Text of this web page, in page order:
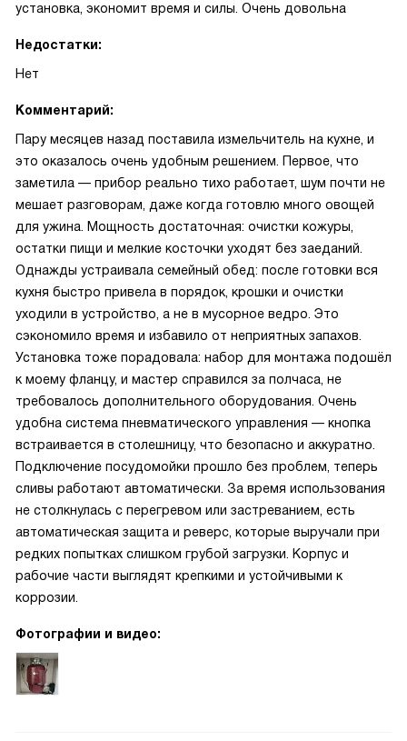
установка, экономит время и силы. Очень довольна
Недостатки:
Нет
Комментарий:
Пару месяцев назад поставила измельчитель на кухне, и
это оказалось очень удобным решением. Первое, что
заметила — прибор реально тихо работает, шум почти не
мешает разговорам, даже когда готовлю много овощей
для ужина. Мощность достаточная: очистки кожуры,
остатки пищи и мелкие косточки уходят без заеданий.
Однажды устраивала семейный обед: после готовки вся
кухня быстро привела в порядок, крошки и очистки
уходили в устройство, а не в мусорное ведро. Это
сэкономило время и избавило от неприятных запахов.
Установка тоже порадовала: набор для монтажа подошёл
к моему фланцу, и мастер справился за полчаса, не
требовалось дополнительного оборудования. Очень
удобна система пневматического управления — кнопка
встраивается в столешницу, что безопасно и аккуратно.
Подключение посудомойки прошло без проблем, теперь
сливы работают автоматически. За время использования
не столкнулась с перегревом или застреванием, есть
автоматическая защита и реверс, которые выручали при
редких попытках слишком грубой загрузки. Корпус и
рабочие части выглядят крепкими и устойчивыми к
коррозии.
Фотографии и видео: